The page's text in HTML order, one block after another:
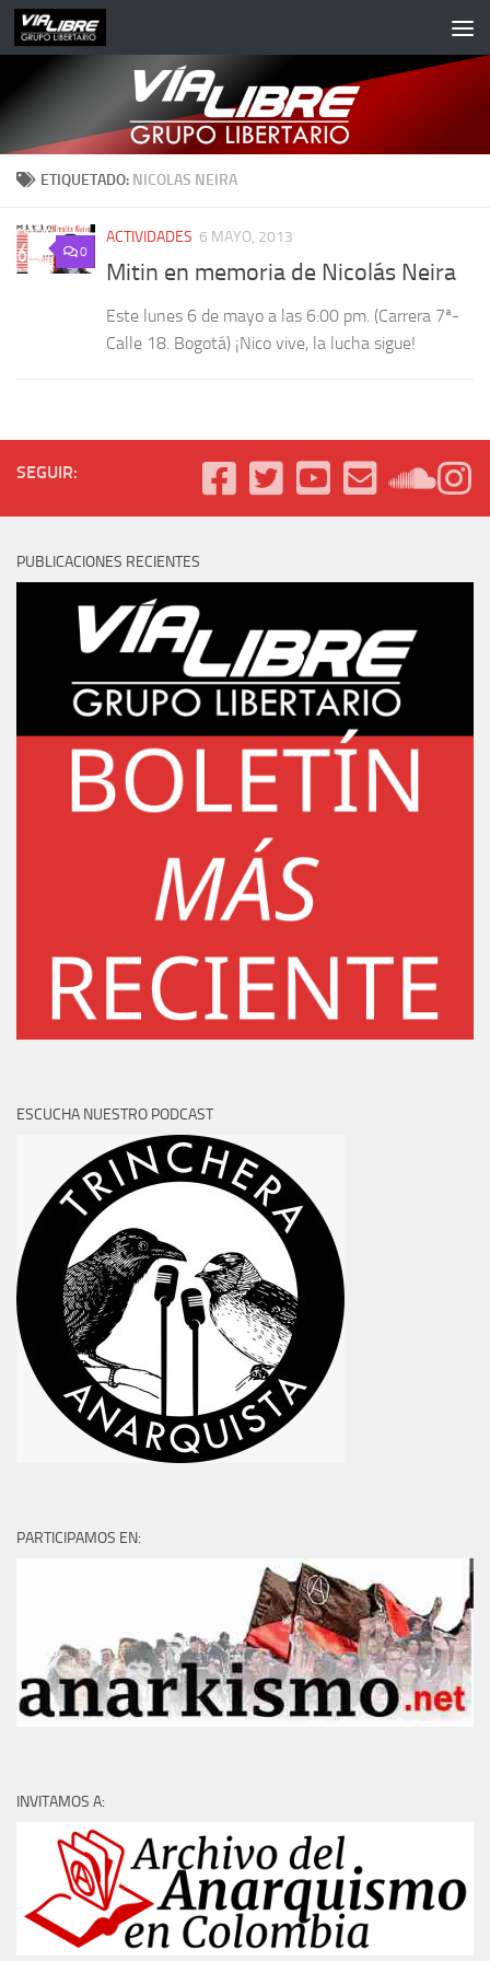
Saltar al contenido
ETIQUETADO: NICOLAS NEIRA
0
ACTIVIDADES 6 MAYO, 2013
Mitin en memoria de Nicolás Neira
Este lunes 6 de mayo a las 6:00 pm. (Carrera 7ª-
Calle 18. Bogotá) ¡Nico vive, la lucha sigue!
SEGUIR:
PUBLICACIONES RECIENTES
ESCUCHA NUESTRO PODCAST
PARTICIPAMOS EN:
INVITAMOS A: